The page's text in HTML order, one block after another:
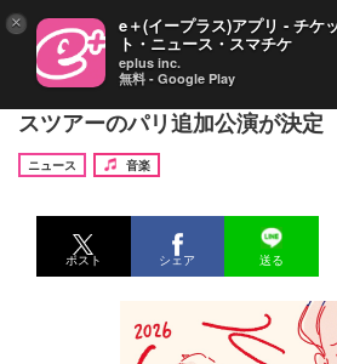
Kan Sano、日本語アルバム『
スツアーのパリ追加公演が決定
ニュース
音楽
ポスト シェア 送る
× e＋(イープラス)アプリ - チケ
ト・ニュース・スマチケ
eplus inc.
無料 - Google Play